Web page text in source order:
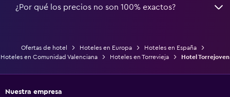
¿Por qué los precios no son 100% exactos?
Ofertas de hotel Hoteles en Europa
Hoteles en España
Hoteles en Comunidad Valenciana
Hoteles en Torrevieja Hotel Torrejoven
Nuestra empresa